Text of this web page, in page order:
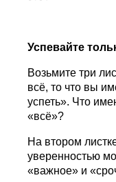
Успевайте
Возьмите три
всё, то что вы
успеть». Что
«всё»?
На втором
уверенностью
«важное» и